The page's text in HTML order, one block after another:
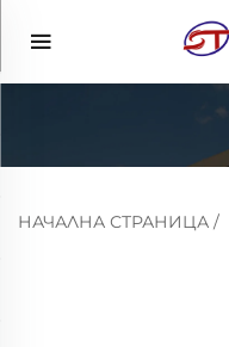
НАЧАЛНА СТРАНИЦА /